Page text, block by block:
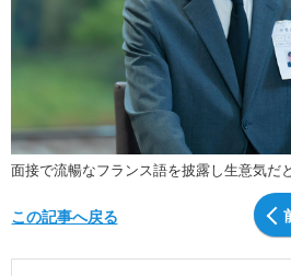
面接で流暢なフランス語を披露し生意気だ
この記事へ戻る